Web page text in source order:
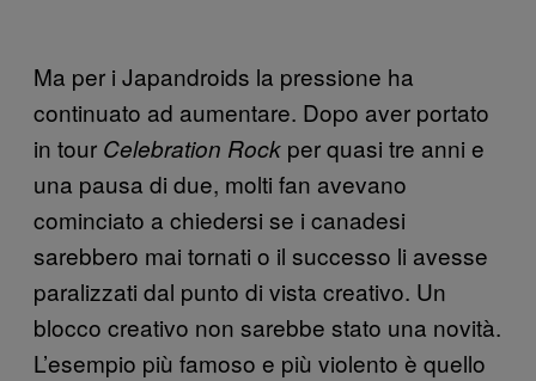
Ma per i Japandroids la pressione ha
continuato ad aumentare. Dopo aver portato
in tour Celebration Rock per quasi tre anni e
una pausa di due, molti fan avevano
cominciato a chiedersi se i canadesi
sarebbero mai tornati o il successo li avesse
paralizzati dal punto di vista creativo. Un
blocco creativo non sarebbe stato una novità.
L’esempio più famoso e più violento è quello